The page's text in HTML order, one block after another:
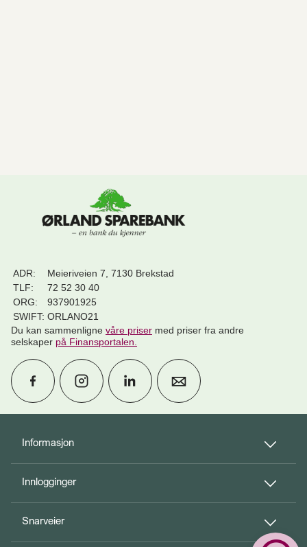
Informasjon
Innlogginger
Snarveier
ADR:
Meieriveien 7, 7130 Brekstad
TLF:
72 52 30 40
ORG:
937901925
SWIFT: ORLANO21
Du kan sammenligne våre priser med priser fra andre
selskaper på Finansportalen
Bli kunde
person_add
Til toppen